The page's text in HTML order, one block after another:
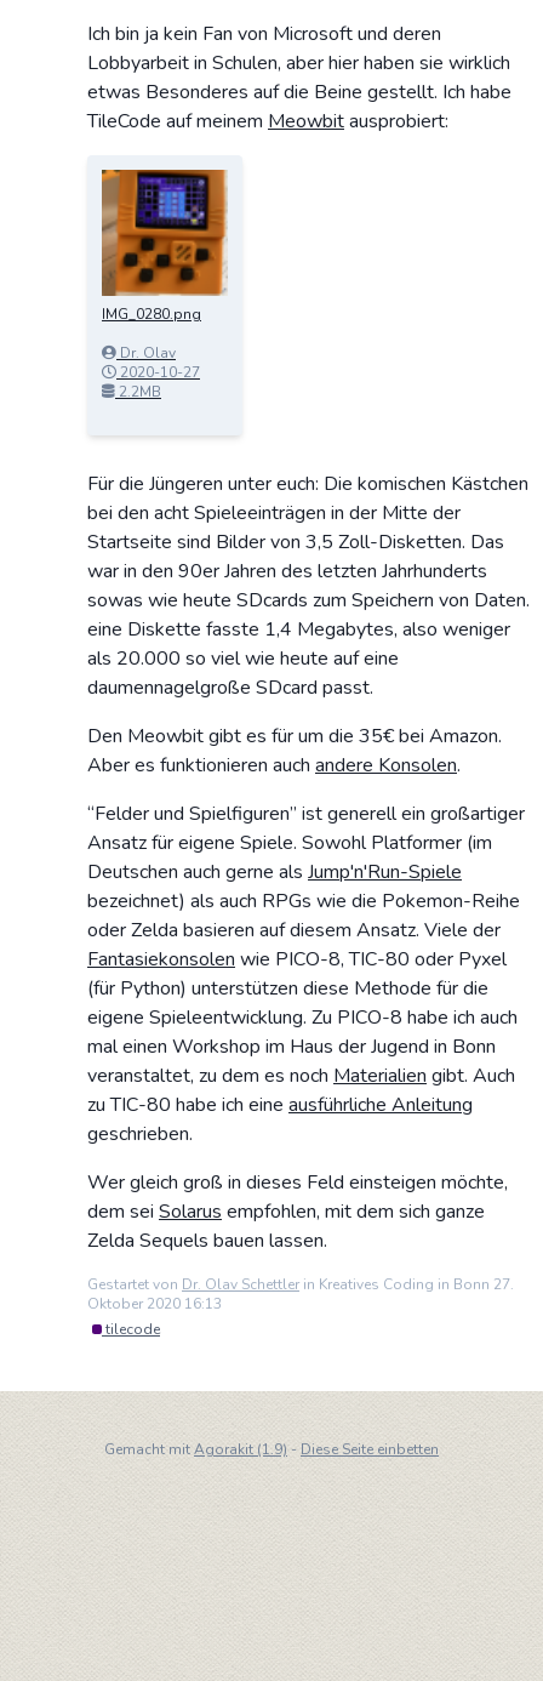
Ich bin ja kein Fan von Microsoft und deren
Lobbyarbeit in Schulen, aber hier haben sie wirklich
etwas Besonderes auf die Beine gestellt. Ich habe
TileCode auf meinem Meowbitausprobiert:
IMG_0280.png
Dr. Olav
Schettler
2020-10-27
16:48:10
2.2MB
Für die Jüngeren unter euch: Die komischen Kästchen
bei den acht Spieleeinträgen in der Mitte der
Startseite sind Bilder von 3,5 Zoll-Disketten. Das
war in den 90er Jahren des letzten Jahrhunderts
sowas wie heute SDcards zum Speichern von Daten.
eine Diskette fasste 1,4 Megabytes, also weniger
als 20.000 so viel wie heute auf eine
daumennagelgroße SDcard passt.
Den Meowbit gibt es für um die 35€ bei Amazon.
Aber es funktionieren auch andere Konsolen.
“Felder und Spielfiguren” ist generell ein großartiger
Ansatz für eigene Spiele. Sowohl Platformer (im
Deutschen auch gerne als Jump'n'Run-Spiele
bezeichnet) als auch RPGs wie die Pokemon-Reihe
oder Zelda basieren auf diesem Ansatz. Viele der
Fantasiekonsolen wie PICO-8, TIC-80 oder Pyxel
(für Python) unterstützen diese Methode für die
eigene Spieleentwicklung. Zu PICO-8 habe ich auch
mal einen Workshop im Haus der Jugend in Bonn
veranstaltet, zu dem es noch Materialien gibt. Auch
zu TIC-80 habe ich eine ausführliche Anleitung
geschrieben.
Wer gleich groß in dieses Feld einsteigen möchte,
dem sei Solarus empfohlen, mit dem sich ganze
Zelda Sequels bauen lassen.
Gestartet von Dr. Olav Schettler in Kreatives Coding in Bonn 27.
Oktober 2020 16:13
tilecode
Gemacht mitAgorakit (1.9) - Diese Seite einbetten